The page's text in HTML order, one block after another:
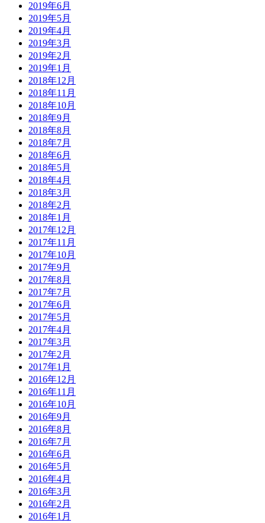
2019年6月
2019年5月
2019年4月
2019年3月
2019年2月
2019年1月
2018年12月
2018年11月
2018年10月
2018年9月
2018年8月
2018年7月
2018年6月
2018年5月
2018年4月
2018年3月
2018年2月
2018年1月
2017年12月
2017年11月
2017年10月
2017年9月
2017年8月
2017年7月
2017年6月
2017年5月
2017年4月
2017年3月
2017年2月
2017年1月
2016年12月
2016年11月
2016年10月
2016年9月
2016年8月
2016年7月
2016年6月
2016年5月
2016年4月
2016年3月
2016年2月
2016年1月